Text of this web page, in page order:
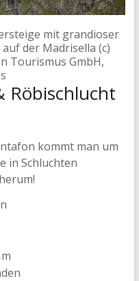
mit grandioser
der Madrisella (c)
Tourismus GmbH,
Röbischlucht
kommt man um
in Schluchten